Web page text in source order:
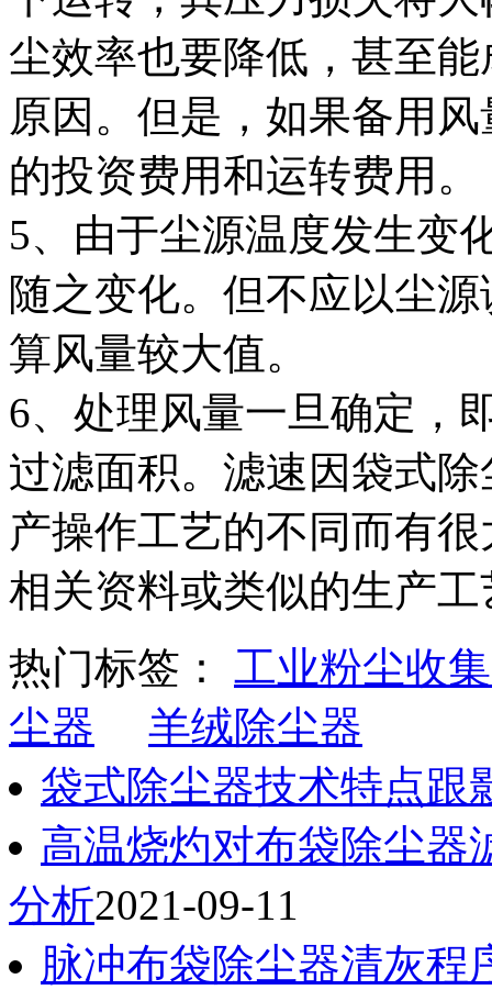
尘效率也要降低，甚至
原因。但是，如果备用
的投资费用和运转费用。
5、由于尘源温度发生变
随之变化。但不应以尘
算风量较大值。
6、处理风量一旦确定，
过滤面积。滤速因袋式
产操作工艺的不同而有
相关资料或类似的生产
热门标签： 工业粉尘收
尘器
羊绒除尘器
袋式除尘器技术特点跟
高温烧灼对布袋除尘器
分析2021-09-11
脉冲布袋除尘器清灰程